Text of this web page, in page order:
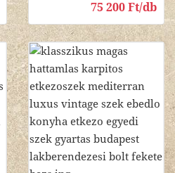
75 200 Ft/db